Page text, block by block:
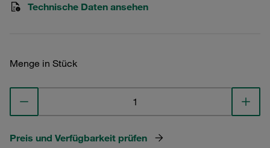
Technische Daten ansehen
Menge in Stück
Preis und Verfügbarkeit prüfen